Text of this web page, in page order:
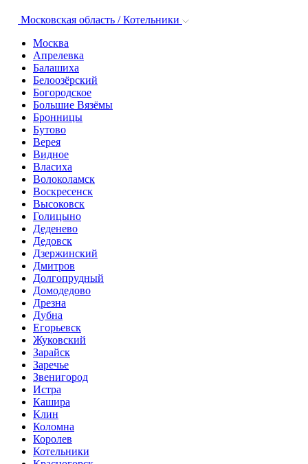
Московская область / Котельники
Москва
Апрелевка
Балашиха
Белоозёрский
Богородское
Большие Вязёмы
Бронницы
Бутово
Верея
Видное
Власиха
Волоколамск
Воскресенск
Высоковск
Голицыно
Деденево
Дедовск
Дзержинский
Дмитров
Долгопрудный
Домодедово
Дрезна
Дубна
Егорьевск
Жуковский
Зарайск
Заречье
Звенигород
Истра
Кашира
Клин
Коломна
Королев
Котельники